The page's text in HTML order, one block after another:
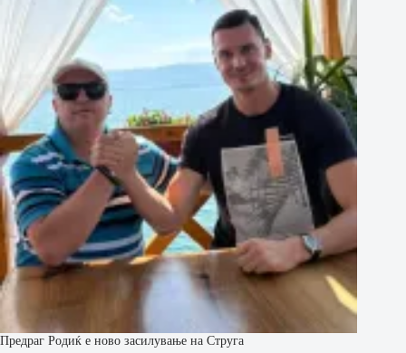
Предраг Родиќ е ново засилување на Струга